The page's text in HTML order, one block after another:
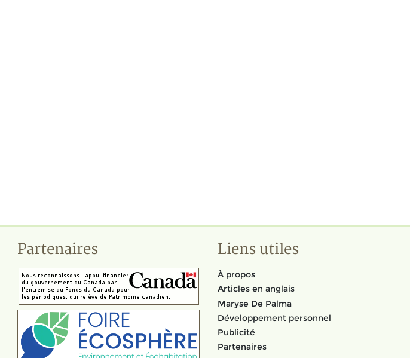
Partenaires Liens utiles
À propos
Articles en anglais
Maryse De Palma
Développement personnel
Publicité
Partenaires